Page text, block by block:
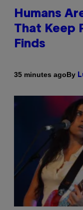
Humans
That Keep
Finds
35 minutes agoBy